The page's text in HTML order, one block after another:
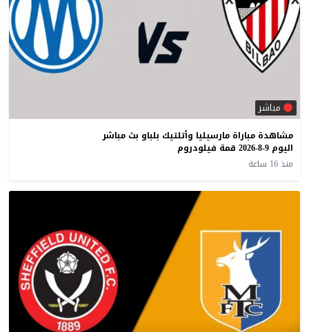
مباشر
مشاهدة مباراة مارسيليا وأتلتيك بلباو بث مباشر
اليوم 9-8-2026 قمة فيلودروم
منذ 16 ساعة